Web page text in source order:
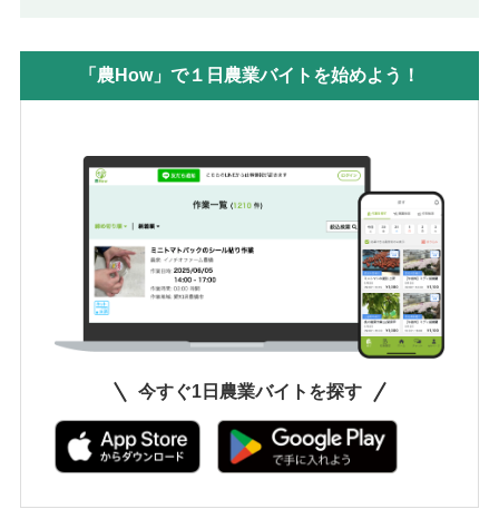
「農How」で１日農業バイトを始めよう！
今すぐ1日農業バイトを探す